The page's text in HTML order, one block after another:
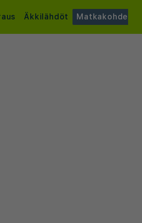
Äkkilähdöt Matkakohde